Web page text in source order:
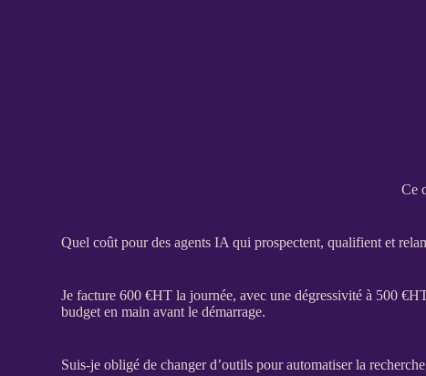
Ce
Quel coût pour des agents IA qui prospectent, qualifient et
Je facture 600 €HT la journée, avec une dégressivité à 500 €
budget en main avant le démarrage.
Suis-je obligé de changer d’outils pour automatiser la